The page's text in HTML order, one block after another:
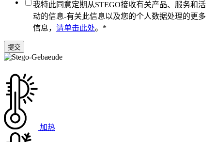
我特此同意定期从STEGO接收有关产品、服务和活
动的信息-有关此信息以及您的个人数据处理的更多
信息， 请单击此处。 *
加热